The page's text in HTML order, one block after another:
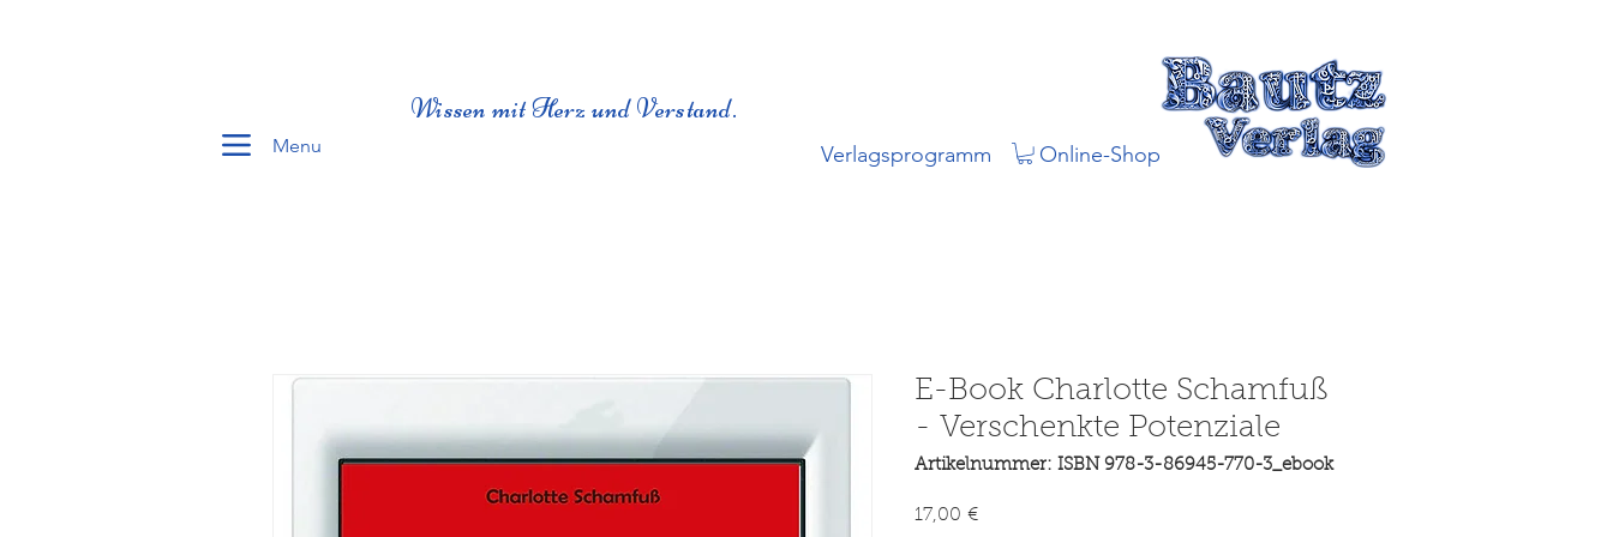
Menu
Wissen mit Herz und Verstand.
Verlagsprogramm Online-Shop
E-Book Charlotte Schamfuß
- Verschenkte Potenziale
Artikelnummer: ISBN 978-3-86945-770-3_ebook
17,00 €Preis